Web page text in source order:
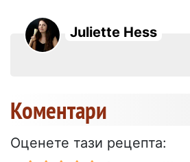
Juliette Hess
Коментари
Оценете тази рецепта: